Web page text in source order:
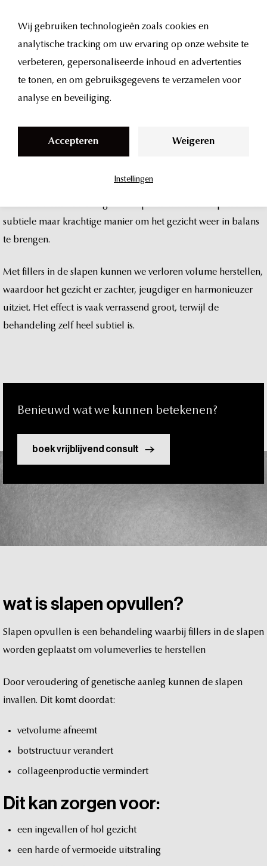
e
slapenopvullen
bij UMA
inAmsterdam
waardoor
subtiele maar krachtige manier om het gezicht weer in balans
te brengen.
Met fillers in de slapen kunnen we verloren volume herstellen,
waardoor het gezicht er zachter, jeugdiger en harmonieuzer
uitziet. Het effect is vaak verrassend groot, terwijl de
behandeling zelf heel subtiel is.
Benieuwd wat we kunnen betekenen?
boek vrijblijvend consult
wat is slapen opvullen?
Slapen opvullen is een behandeling waarbij fillers in de slapen
worden geplaatst om volumeverlies te herstellen
Door veroudering of genetische aanleg kunnen de slapen
invallen. Dit komt doordat:
vetvolume afneemt
botstructuur verandert
collageenproductie vermindert
Dit kan zorgen voor:
een ingevallen of hol gezicht
een harde of vermoeide uitstraling
Wij gebruiken technologieën zoals cookies en
analytische tracking om uw ervaring op onze website te
verbeteren, gepersonaliseerde inhoud en advertenties
te tonen, en om gebruiksgegevens te verzamelen voor
analyse en beveiliging.
Accepteren Weigeren
Instellingen